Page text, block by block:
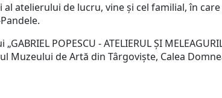
atelierului de lucru, vine și cel familial, în care
POPESCU - ATELIERUL ȘI
Muzeului de Artă din Târgoviște, Calea